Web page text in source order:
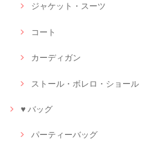
ジャケット・スーツ
コート
カーディガン
ストール・ボレロ・ショール
♥ バッグ
パーティーバッグ